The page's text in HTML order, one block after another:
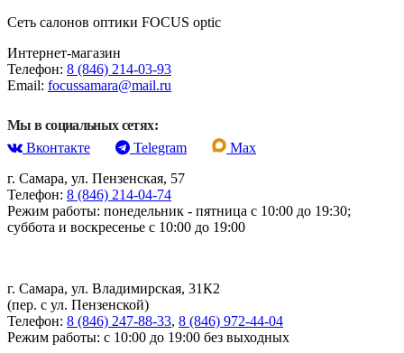
Сеть салонов оптики FOCUS optic
Интернет-магазин
Телефон: 8 (846) 214-03-93
Email: focussamara@mail.ru
Мы в социальных сетях:
Вконтакте
Telegram
Max
г. Самара, ул. Пензенская, 57
Телефон: 8 (846) 214-04-74
Режим работы: понедельник - пятница с 10:00 до 19:30;
суббота и воскресенье с 10:00 до 19:00
г. Самара, ул. Владимирская, 31К2
(пер. с ул. Пензенской)
Телефон: 8 (846) 247-88-33, 8 (846) 972-44-04
Режим работы: с 10:00 до 19:00 без выходных